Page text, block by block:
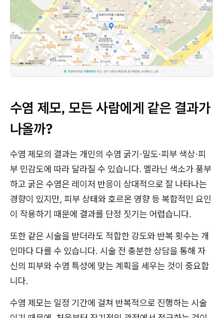
수염 제모, 모든 사람에게 같은 결과가
나올까?
수염 제모의 결과는 개인의 수염 굵기·밀도·피부 색상·피
부 민감도에 따라 달라질 수 있습니다. 멜라닌 색소가 풍부
하고 굵은 수염은 레이저 반응이 상대적으로 잘 나타나는
경향이 있지만, 피부 상태와 호르몬 영향 등 복합적인 요인
이 작용하기 때문에 결과를 단정 짓기는 어렵습니다.
또한 같은 시술을 받더라도 적합한 강도와 반복 횟수는 개
인마다 다를 수 있습니다. 시술 전 충분한 상담을 통해 자
신의 피부와 수염 특성에 맞는 계획을 세우는 것이 중요합
니다.
수염 제모는 일정 기간에 걸쳐 반복적으로 진행하는 시술